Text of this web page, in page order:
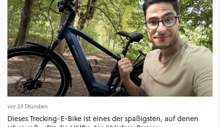
vor 23 Stunden
Dieses Trecking-E-Bike ist eines der spaßigsten, auf denen